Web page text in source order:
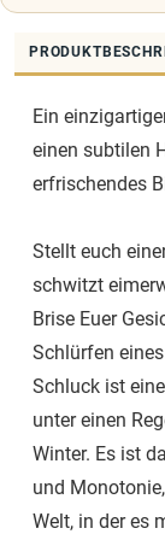
Ein
einen subtilen
erfrischendes
Stellt euch
schwitzt
Brise Euer
Schlürfen
Schluck ist
unter einen
Winter. Es ist
und
Welt, in der es